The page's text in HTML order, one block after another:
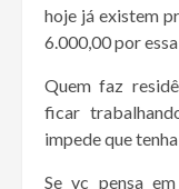
hoje já existem
6.000,00 por
Quem faz
ficar
impede que
Se vc pensa